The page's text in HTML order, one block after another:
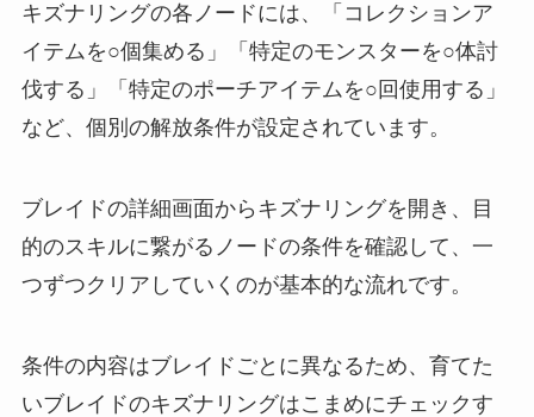
キズナリングの各ノードには、「コレクションア
イテムを○個集める」「特定のモンスターを○体討
伐する」「特定のポーチアイテムを○回使用する」
など、個別の解放条件が設定されています。
ブレイドの詳細画面からキズナリングを開き、目
的のスキルに繋がるノードの条件を確認して、一
つずつクリアしていくのが基本的な流れです。
条件の内容はブレイドごとに異なるため、育てた
いブレイドのキズナリングはこまめにチェックす